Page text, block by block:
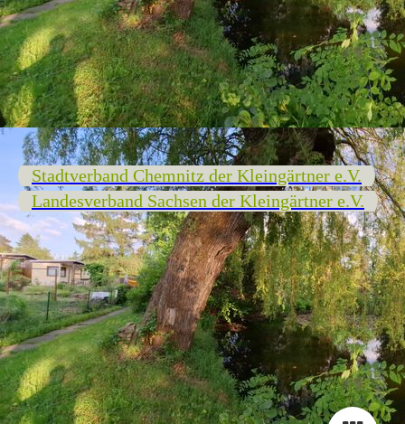
Stadtverband Chemnitz der Kleingärtner e.V.
Landesverband Sachsen der Kleingärtner e.V.